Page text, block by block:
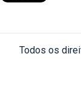
Todos os